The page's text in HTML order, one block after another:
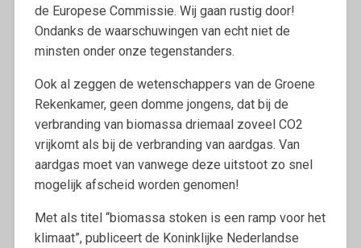
de Europese Commissie. Wij gaan rustig door!
Ondanks de waarschuwingen van echt niet de
minsten onder onze tegenstanders.
Ook al zeggen de wetenschappers van de Groene
Rekenkamer, geen domme jongens, dat bij de
verbranding van biomassa driemaal zoveel CO2
vrijkomt als bij de verbranding van aardgas. Van
aardgas moet van vanwege deze uitstoot zo snel
mogelijk afscheid worden genomen!
Met als titel “biomassa stoken is een ramp voor het
klimaat”, publiceert de Koninklijke Nederlandse